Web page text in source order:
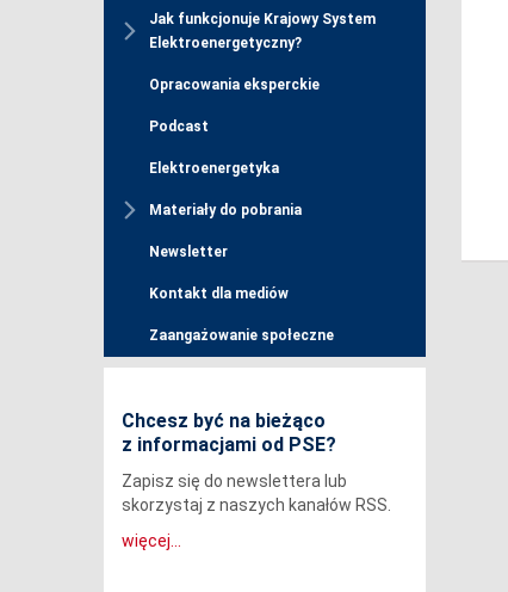
Jak funkcjonuje Krajowy System
Elektroenergetyczny?
Opracowania eksperckie
Podcast
Elektroenergetyka
Materiały do pobrania
Newsletter
Kontakt dla mediów
Zaangażowanie społeczne
Chcesz być na bieżąco
z informacjami od PSE?
Zapisz się do newslettera lub
skorzystaj z naszych kanałów RSS.
więcej...